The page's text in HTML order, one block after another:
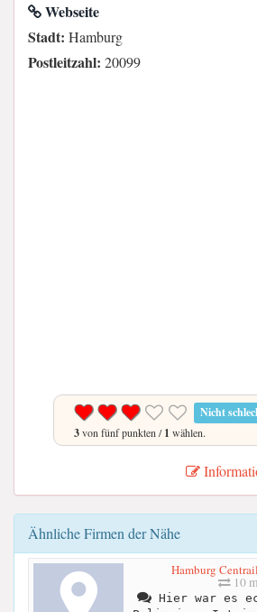
Webseite
Stadt: Hamburg
Postleitzahl: 20099
Nicht
3von fünf punkten /1 wählen.
Ähnliche Firmen der Nähe
Hamburg
10
Hier war es